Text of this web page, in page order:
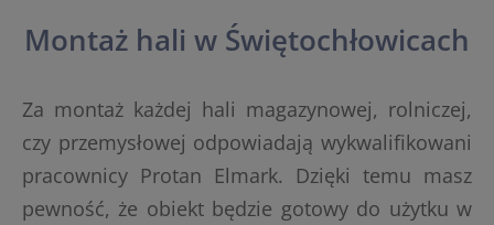
Montaż hali w Świętochłowicach
Za montaż każdej hali magazynowej, rolniczej,
czy przemysłowej odpowiadają wykwalifikowani
pracownicy Protan Elmark. Dzięki temu masz
pewność, że obiekt będzie gotowy do użytku w